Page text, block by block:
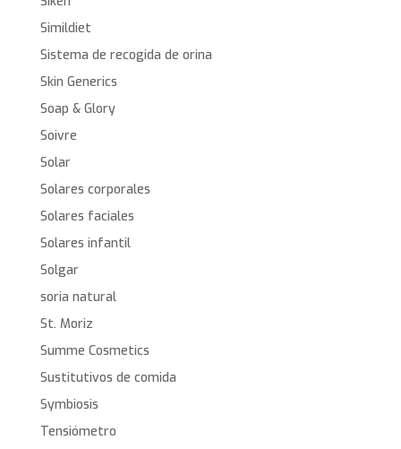
Simildiet
Sistema de recogida de orina
Skin Generics
Soap & Glory
Soivre
Solar
Solares corporales
Solares faciales
Solares infantil
Solgar
soria natural
St. Moriz
Summe Cosmetics
Sustitutivos de comida
Symbiosis
Tensiómetro